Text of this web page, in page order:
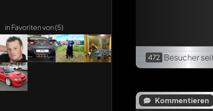
in Favoriten von (5)
472 Besucher
Kommentieren